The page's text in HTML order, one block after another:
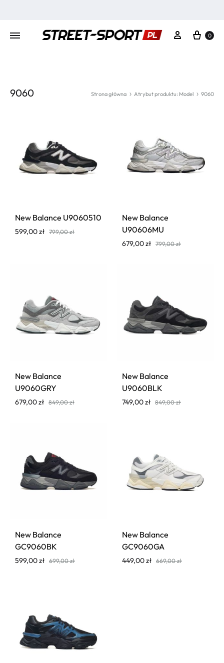
Moje konto
0
9060 Strona główna Atrybut produktu: Model 9060
New Balance U9060510
599,00zł 799,00zł
New Balance
U90606MU
679,00zł 799,00zł
New Balance
U9060GRY
679,00zł 849,00zł
New Balance
U9060BLK
749,00zł 849,00zł
New Balance
GC9060BK
599,00zł 699,00zł
New Balance
GC9060GA
449,00zł 669,00zł